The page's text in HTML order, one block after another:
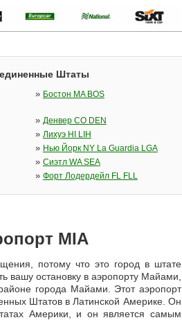
Штаты
» Бостон MA BOS
» Денвер CO DEN
» Лихуэ HI LIH
» Нью Йорк NY La Guardia LGA
» Сиэтл WA SEA
» Форт Лодердейл FL FLL
MIA
потому что это город в штате
вашу остановку в аэропорту Майами,
города Майами. Этот аэропорт
Штатов в Латинской Америке. Он
Америки, и он является самым